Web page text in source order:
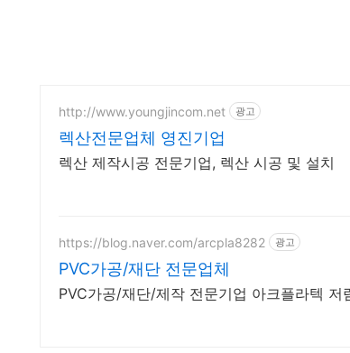
http://www.youngjincom.net 광고
렉산전문업체 영진기업
렉산 제작시공 전문기업, 렉산 시공 및 설치
https://blog.naver.com/arcpla8282 광고
PVC가공/재단 전문업체
PVC가공/재단/제작 전문기업 아크플라텍 저